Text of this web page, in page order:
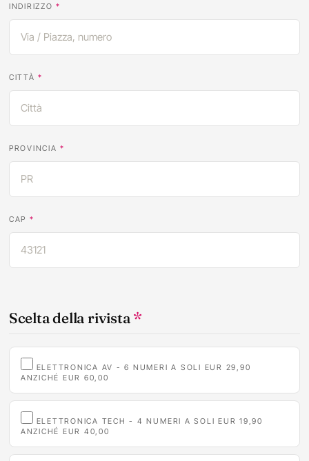
INDIRIZZO*
CITTÀ*
PROVINCIA*
CAP *
Scelta della rivista*
ELETTRONICA AV - 6 NUMERI A SOLI EUR 29,90
ANZICHÉ EUR 60,00
ELETTRONICA TECH - 4 NUMERI A SOLI EUR 19,90
ANZICHÉ EUR 40,00